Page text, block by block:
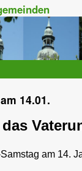
14.01.
am 14.